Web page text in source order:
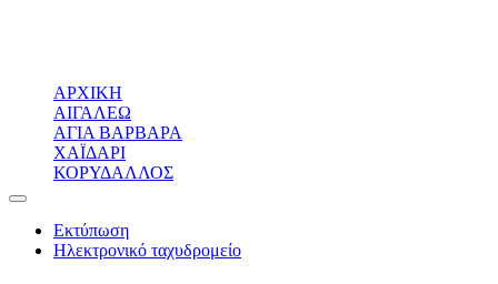
ΑΡΧΙΚΗ
ΑΙΓΑΛΕΩ
ΑΓΙΑ ΒΑΡΒΑΡΑ
ΧΑΪΔΑΡΙ
ΚΟΡΥΔΑΛΛΟΣ
Εκτύπωση
Ηλεκτρονικό ταχυδρομείο